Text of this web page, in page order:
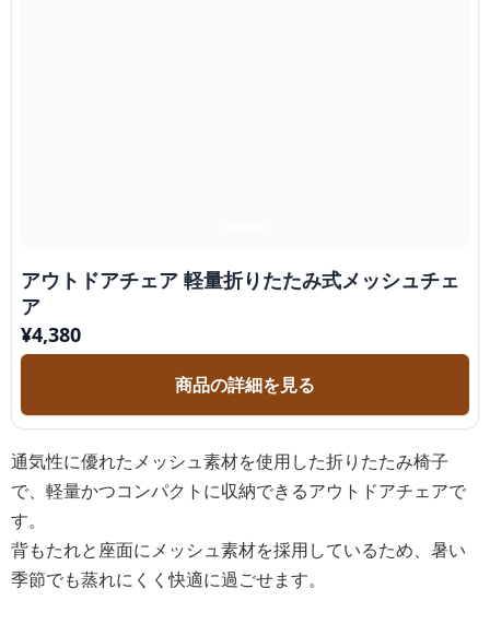
アウトドアチェア 軽量折りたたみ式メッシュチェ
ア
¥4,380
商品の詳細を見る
通気性に優れたメッシュ素材を使用した折りたたみ椅子
で、軽量かつコンパクトに収納できるアウトドアチェアで
す。
背もたれと座面にメッシュ素材を採用しているため、暑い
季節でも蒸れにくく快適に過ごせます。